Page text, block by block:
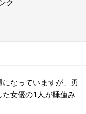
ク
なっていますが、勇
女優の1人が睡蓮み